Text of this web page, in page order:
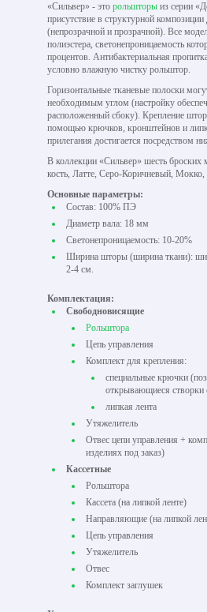
«Сильвер» - это рольшторы из серии
присутствие в структурной
(непрозрачной и прозрачной). Все
полиэстера, светонепроницаемость
процентов. Антибактериальная
условно влажную чистку рольштор.
Горизонтальные тканевые полоски
необходимым углом (настройку
расположенный сбоку). Крепление
помощью крючков, кронштейнов и
прилегания достигается посредством
В коллекции «Сильвер» шесть броских
кость, Латте, Серо-Коричневый,
Основные параметры:
Состав: 100% ПЭ
Диаметр вала: 18 мм
Светонепроницаемость: 10-20%
Ширина шторы (ширина ткани):
2-4 см.
Комплектация:
Свободновисящие
Рольштора
Цепь управления
Комплект для крепления:
специальные крючки
открывающиеся створки
липкая лента
Утяжелитель
Отвес цепи управления +
изделиях под заказ)
Кассетные
Рольштора
Кассета (на липкой ленте)
Направляющие (на липкой
Цепь управления
Утяжелитель
Отвес
Комплект заглушек